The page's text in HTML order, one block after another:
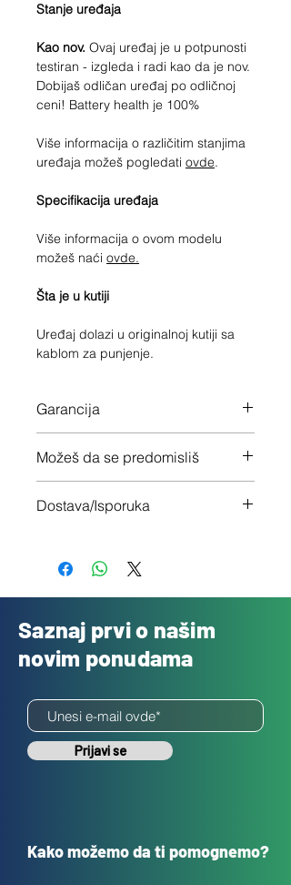
Stanje uređaja
Kao nov. Ovaj uređaj je u potpunosti
testiran - izgleda i radi kao da je nov.
Dobijaš odličan uređaj po odličnoj
ceni! Battery health je 100%
Više informacija o različitim stanjima
uređaja možeš pogledati ovde.
Specifikacija uređaja
Više informacija o ovom modelu
možeš naći ovde.
Šta je u kutiji
Uređaj dolazi u originalnoj kutiji sa
kablom za punjenje.
Garancija
Možeš da se predomisliš
nisi zadovoljan
Dostava/Isporuka
Saznaj prvi o našim
novim ponudama
Prijavi se
Kako možemo da ti pomognemo?